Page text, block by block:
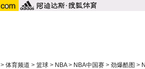
> 体育频道 > 篮球 > NBA> NBA中国赛 > 劲爆酷图 >